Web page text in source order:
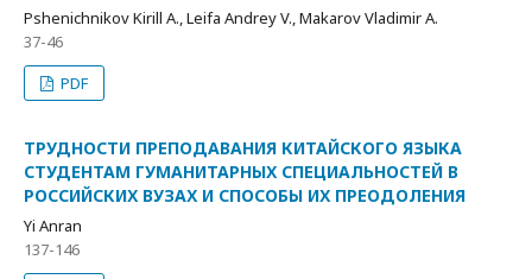
Pshenichnikov Kirill A., Leifa Andrey V., Makarov Vladimir A.
37-46
PDF
ТРУДНОСТИ ПРЕПОДАВАНИЯ КИТАЙСКОГО ЯЗЫКА
СТУДЕНТАМ ГУМАНИТАРНЫХ СПЕЦИАЛЬНОСТЕЙ В
РОССИЙСКИХ ВУЗАХ И СПОСОБЫ ИХ ПРЕОДОЛЕНИЯ
Yi Anran
137-146